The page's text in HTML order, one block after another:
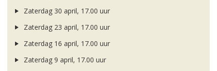
Zaterdag 30 april, 17.00 uur
Zaterdag 23 april, 17.00 uur
Zaterdag 16 april, 17.00 uur
Zaterdag 9 april, 17.00 uur